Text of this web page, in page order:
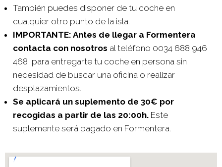
También puedes disponer de tu coche en
cualquier otro punto de la isla.
IMPORTANTE: Antes de llegar a Formentera
contacta con nosotros al teléfono 0034 688 946
468 para entregarte tu coche en persona sin
necesidad de buscar una oficina o realizar
desplazamientos.
Se aplicará un suplemento de 30€ por
recogidas a partir de las 20:00h.Este
suplemente será pagado en Formentera.